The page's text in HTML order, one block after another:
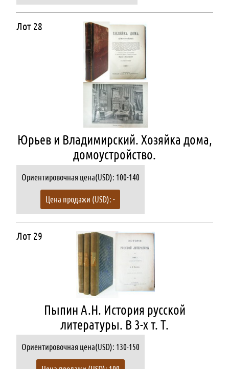
Лот 28
Юрьев и Владимирский. Хозяйка дома,
домоустройство.
Ориентировочная цена(USD): 100-140
Цена продажи (USD): -
Лот 29
Пыпин А.Н. История русской
литературы. В 3-х т. Т.
Ориентировочная цена(USD): 130-150